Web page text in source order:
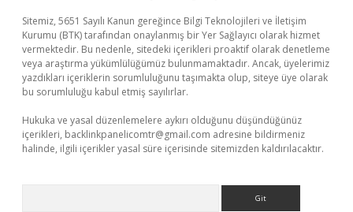
Sitemiz, 5651 Sayılı Kanun gereğince Bilgi Teknolojileri ve İletişim
Kurumu (BTK) tarafından onaylanmış bir Yer Sağlayıcı olarak hizmet
vermektedir. Bu nedenle, sitedeki içerikleri proaktif olarak denetleme
veya araştırma yükümlülüğümüz bulunmamaktadır. Ancak, üyelerimiz
yazdıkları içeriklerin sorumluluğunu taşımakta olup, siteye üye olarak
bu sorumluluğu kabul etmiş sayılırlar.
Hukuka ve yasal düzenlemelere aykırı olduğunu düşündüğünüz
içerikleri, backlinkpanelicomtr@gmail.com adresine bildirmeniz
halinde, ilgili içerikler yasal süre içerisinde sitemizden kaldırılacaktır.